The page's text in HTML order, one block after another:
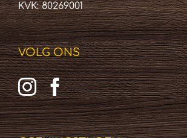
KVK: 80269001
VOLG ONS